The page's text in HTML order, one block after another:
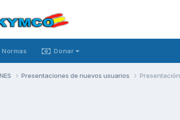
Normas Donar
Presentaciones de nuevos usuarios Presentación